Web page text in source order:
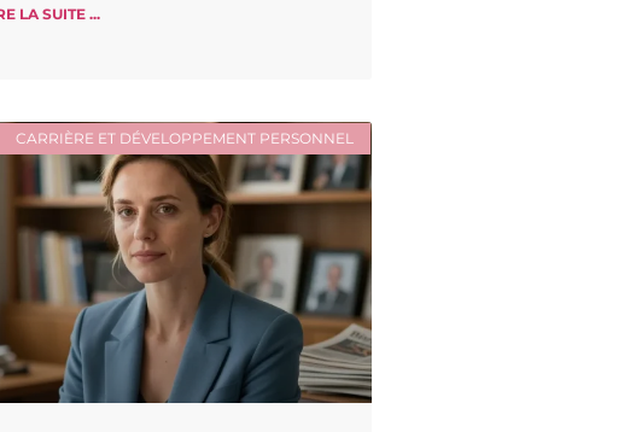
LA SUITE ...
CARRIÈRE ET DÉVELOPPEMENT PERSONNEL